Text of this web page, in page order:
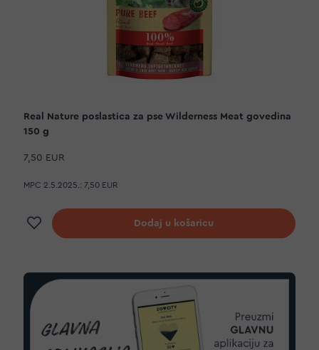
Real Nature poslastica za pse Wilderness Meat govedina
150 g
7,50 EUR
MPC 2.5.2025.: 7,50 EUR
Dodaj na listu želja
Dodaj u košaricu